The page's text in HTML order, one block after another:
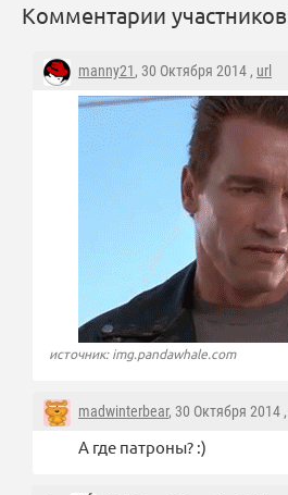
Комментарии
manny21, 30 Октября 2014 , url
источник: img.pandawhale.com
madwinterbear, 30 Октября 2014 ,
А где патроны? :)